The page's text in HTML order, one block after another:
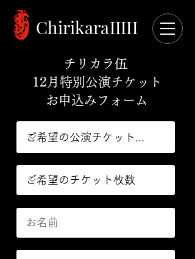
ChirikaraIIIII
チリカラ伍
12月特別公演チケット
お申込みフォーム